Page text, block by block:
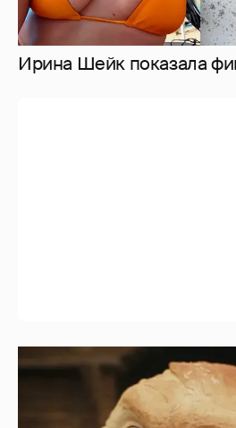
Нулевой рейтинг, мемы и
юмор": в сети обсуждают